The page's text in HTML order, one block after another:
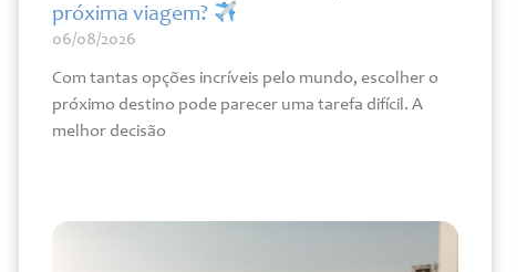
próxima viagem?
06/08/2026
Com tantas opções incríveis pelo mundo, escolher o
próximo destino pode parecer uma tarefa difícil. A
melhor decisão